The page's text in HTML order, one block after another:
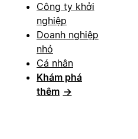
Công ty khởi
nghiệp
Doanh nghiệp
nhỏ
Cá nhân
Khám phá
thêm →